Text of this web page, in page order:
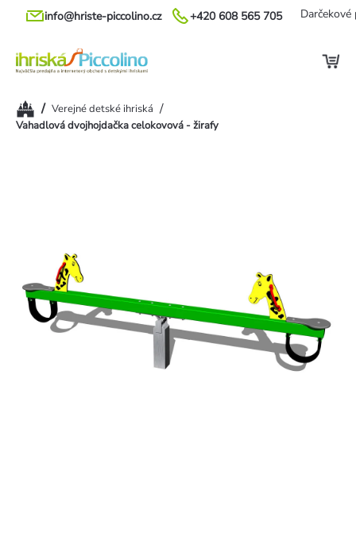
Prejsť
+420 608 565 705
info@hriste-piccolino.cz Darčekové
Domov
/ Verejné detské ihriská /
Vahadlová dvojhojdačka celokovová - žirafy